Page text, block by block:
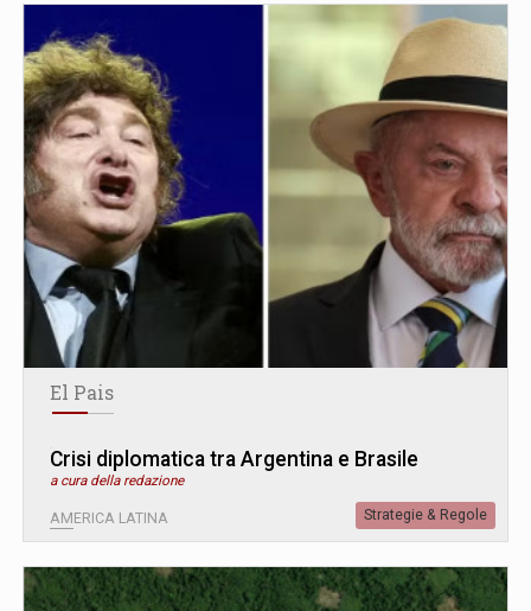
El Pais
Crisi diplomatica tra Argentina e Brasile
a cura della redazione
AMERICA LATINA Strategie & Regole